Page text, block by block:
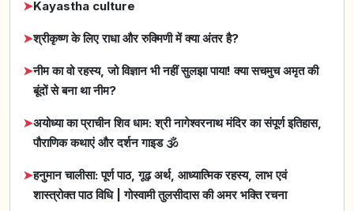
➤Kayastha culture
➤श्रीकृष्ण के लिए राधा और रुक्मिणी में क्या अंतर है?
➤नीम का वो रहस्य, जो विज्ञान भी नहीं सुलझा पाया! क्या सचमुच अमृत की
बूंदों से बना था नीम?
➤अयोध्या का प्राचीन शिव धाम: श्री नागेश्वरनाथ मंदिर का संपूर्ण इतिहास,
पौराणिक कथाएं और दर्शन गाइड 🕉️
➤हनुमान चालीसा: पूर्ण पाठ, गूढ़ अर्थ, आध्यात्मिक रहस्य, लाभ एवं
शास्त्रोक्त पाठ विधि | गोस्वामी तुलसीदास की अमर भक्ति रचना